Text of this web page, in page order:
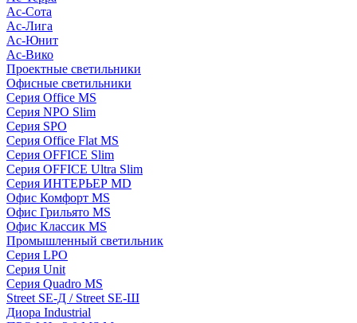
Ас-Сота
Ас-Лига
Ас-Юнит
Ас-Вико
Проектные светильники
Офисные светильники
Серия Office MS
Серия NPO Slim
Серия SPO
Серия Office Flat MS
Серия OFFICE Slim
Серия OFFICE Ultra Slim
Серия ИНТЕРЬЕР MD
Офис Комфорт MS
Офис Грильято MS
Офис Классик MS
Промышленный светильник
Серия LPO
Серия Unit
Серия Quadro MS
Street SE-Д / Street SE-Ш
Диора Industrial